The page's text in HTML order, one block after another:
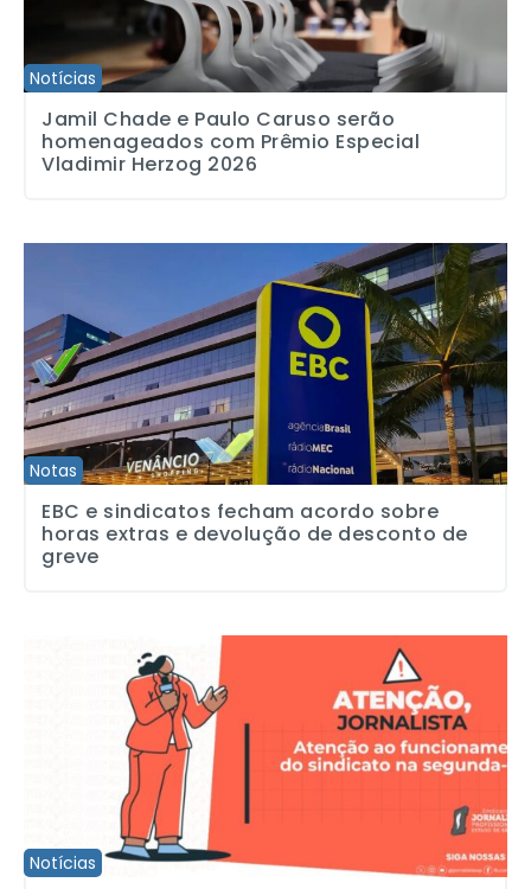
Notícias
Jamil Chade e Paulo Caruso serão
homenageados com Prêmio Especial
Vladimir Herzog 2026
Notas
EBC e sindicatos fecham acordo sobre horas extras e
EBC e sindicatos fecham acordo sobre
horas extras e devolução de desconto de
greve
Notícias
A sede do SJSP estará fechada na segunda-feira (29)